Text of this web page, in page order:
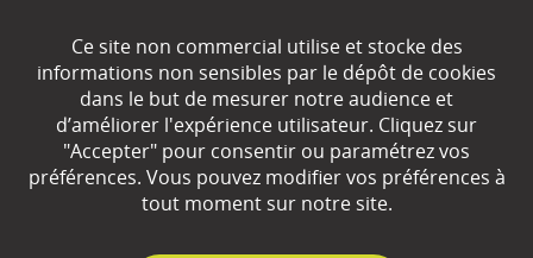
Prendre en toute connaissance de cause
les décisions qui nous concernent.
Ce site non commercial utilise et stocke des
informations non sensibles par le dépôt de cookies
dans le but de mesurer notre audience et
d’améliorer l'expérience utilisateur. Cliquez sur
"Accepter" pour consentir ou paramétrez vos
préférences. Vous pouvez modifier vos préférences à
tout moment sur notre site.